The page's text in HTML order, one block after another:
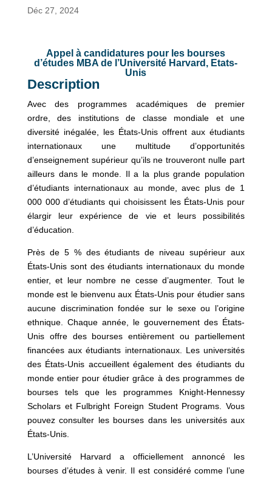
Déc 27, 2024
Appel à candidatures pour les bourses
d’études MBA de l’Université Harvard, Etats-
Unis
Description
Avec des programmes académiques de premier
ordre, des institutions de classe mondiale et une
diversité inégalée, les États-Unis offrent aux étudiants
internationaux une multitude d’opportunités
d’enseignement supérieur qu’ils ne trouveront nulle part
ailleurs dans le monde. Il a la plus grande population
d’étudiants internationaux au monde, avec plus de 1
000 000 d’étudiants qui choisissent les États-Unis pour
élargir leur expérience de vie et leurs possibilités
d’éducation.
Près de 5 % des étudiants de niveau supérieur aux
États-Unis sont des étudiants internationaux du monde
entier, et leur nombre ne cesse d’augmenter. Tout le
monde est le bienvenu aux États-Unis pour étudier sans
aucune discrimination fondée sur le sexe ou l’origine
ethnique. Chaque année, le gouvernement des États-
Unis offre des bourses entièrement ou partiellement
financées aux étudiants internationaux. Les universités
des États-Unis accueillent également des étudiants du
monde entier pour étudier grâce à des programmes de
bourses tels que les programmes Knight-Hennessy
Scholars et Fulbright Foreign Student Programs. Vous
pouvez consulter les bourses dans les universités aux
États-Unis.
L’Université Harvard a officiellement annoncé les
bourses d’études à venir. Il est considéré comme l’une